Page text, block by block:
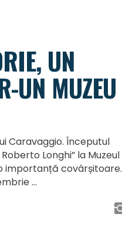
UN
UN MUZEU
Caravaggio. Începutul
Longhi” la Muzeul
importanță covârșitoare.